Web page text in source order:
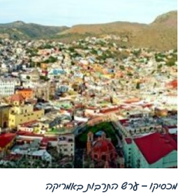
מכסיקו – ערש התרבות באמריקה